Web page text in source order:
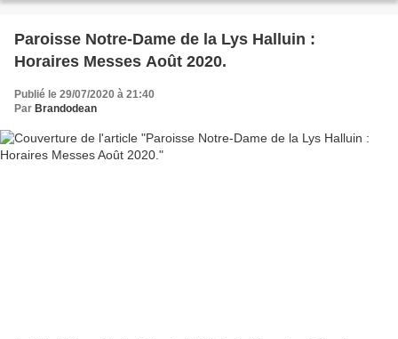
Paroisse Notre-Dame de la Lys Halluin :
Horaires Messes Août 2020.
Publié le 29/07/2020 à 21:40
Par Brandodean